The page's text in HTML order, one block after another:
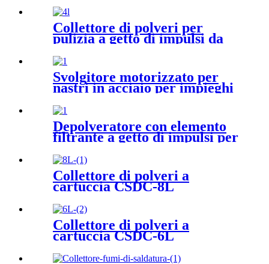
Collettore di polveri per
pulizia a getto di impulsi da
Svolgitore motorizzato per
nastri in acciaio per impieghi
Depolveratore con elemento
filtrante a getto di impulsi per
farmaci
Collettore di polveri a
cartuccia CSDC-8L
Collettore di polveri a
cartuccia CSDC-6L